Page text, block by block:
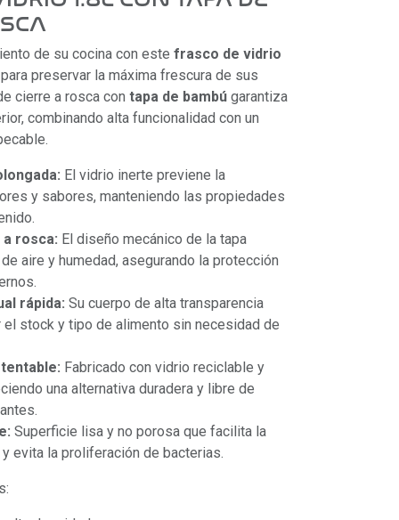
de su cocina con este frasco de vidrio
preservar la máxima frescura de sus
cierre a rosca con tapa de bambú garantiza
combinando alta funcionalidad con un
El vidrio inerte previene la
y sabores, manteniendo las propiedades
rosca: El diseño mecánico de la tapa
aire y humedad, asegurando la protección
rápida: Su cuerpo de alta transparencia
stock y tipo de alimento sin necesidad de
Fabricado con vidrio reciclable y
una alternativa duradera y libre de
Superficie lisa y no porosa que facilita la
evita la proliferación de bacterias.